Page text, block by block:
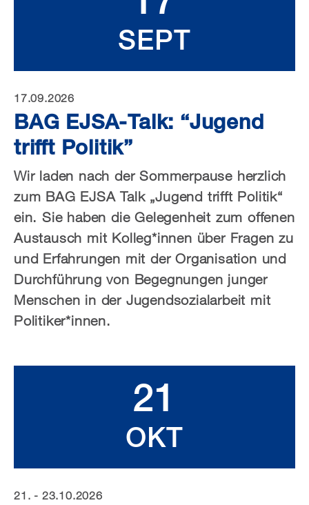
SEPT
17.09.2026
BAG EJSA-Talk: “Jugend
trifft Politik”
Wir laden nach der Sommerpause herzlich
zum BAG EJSA Talk „Jugend trifft Politik“
ein. Sie haben die Gelegenheit zum offenen
Austausch mit Kolleg*innen über Fragen zu
und Erfahrungen mit der Organisation und
Durchführung von Begegnungen junger
Menschen in der Jugendsozialarbeit mit
Politiker*innen.
21
OKT
21. - 23.10.2026